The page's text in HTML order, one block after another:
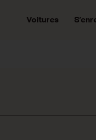
Voitures